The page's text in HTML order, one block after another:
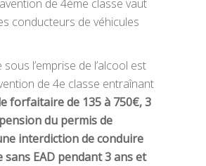
de 4ème classe vaut
conducteurs de véhicules
l’emprise de l’alcool est
de 4e classe entraînant
forfaitaire de 135 à 750€, 3
du permis de
interdiction de conduire
sans EAD pendant 3 ans et